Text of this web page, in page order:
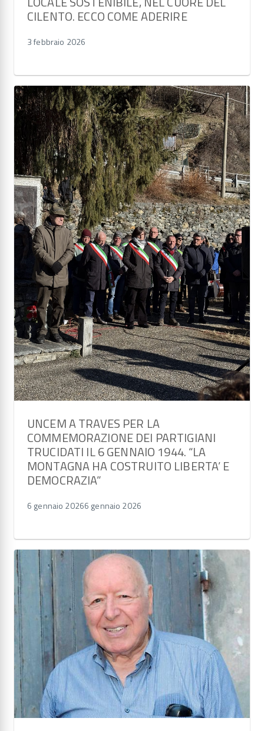
CILENTO. ECCO COME ADERIRE
3 febbraio 2026
UNCEM A TRAVES PER LA
COMMEMORAZIONE DEI PARTIGIANI
TRUCIDATI IL 6 GENNAIO 1944. “LA
MONTAGNA HA COSTRUITO LIBERTA’ E
DEMOCRAZIA”
6 gennaio 20266 gennaio 2026